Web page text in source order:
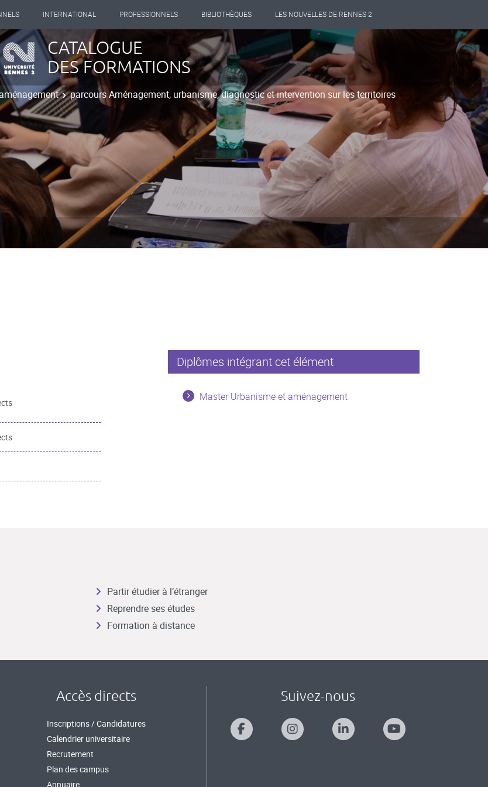
INTERNATIONAL PROFESSIONNELS BIBLIOTHÈQUES LES NOUVELLES DE RENNES 2
CATALOGUE
DES FORMATIONS
parcours Aménagement, urbanisme, diagnostic et intervention sur les territoires
Diplômes intégrant cet élément
Master Urbanisme et aménagement
Partir étudier à l’étranger
Reprendre ses études
Formation à distance
Accès directs
Inscriptions / Candidatures
Calendrier universitaire
Recrutement
Plan des campus
Annuaire
Suivez-nous